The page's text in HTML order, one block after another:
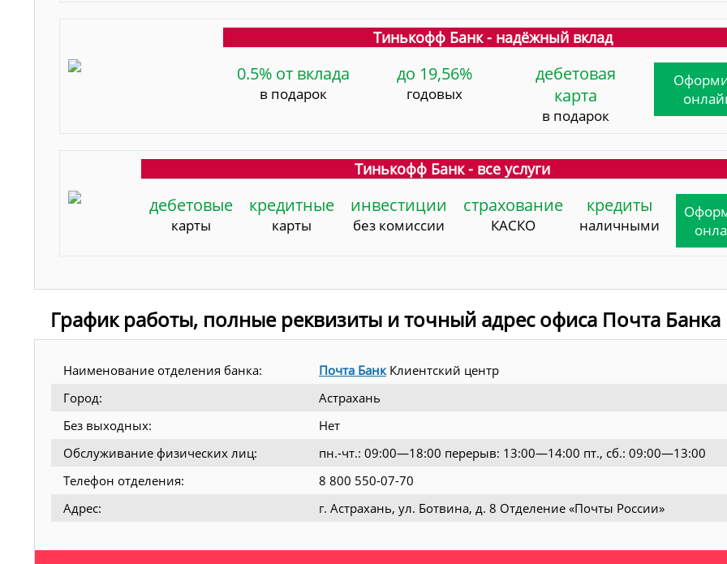
Тинькофф Банк - надёжный вклад
0.5% от вклада
в подарок
до 19,56%
годовых
дебетовая
карта
в подарок
Тинькофф Банк - все услуги
дебетовые
карты
кредитные
карты
инвестиции
без комиссии
страхование
КАСКО
кредиты
наличными
График работы, полные реквизиты и точный адрес офиса Почта Банка
Наименование отделения банка: Почта Банк Клиентский центр
Город:
Астрахань
Без выходных:
Нет
Обслуживание физических лиц:
пн.-чт.: 09:00—18:00 перерыв: 13:00—14:00 пт., сб.: 09:00—13:00
Телефон отделения:
8 800 550-07-70
Адрес:
г. Астрахань, ул. Ботвина, д. 8 Отделение «Почты России»